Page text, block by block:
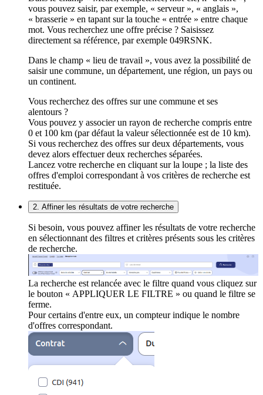
vous pouvez saisir, par exemple, « serveur », « anglais »,
« brasserie » en tapant sur la touche « entrée » entre chaque
mot. Vous recherchez une offre précise ? Saisissez
directement sa référence, par exemple 049RSNK.
Dans le champ « lieu de travail », vous avez la possibilité de
saisir une commune, un département, une région, un pays ou
un continent.
Vous recherchez des offres sur une commune et ses
alentours ?
Vous pouvez y associer un rayon de recherche compris entre
0 et 100 km (par défaut la valeur sélectionnée est de 10 km).
Si vous recherchez des offres sur deux départements, vous
devez alors effectuer deux recherches séparées.
Lancez votre recherche en cliquant sur la loupe ; la liste des
offres d'emploi correspondant à vos critères de recherche est
restituée.
2. Affiner les résultats de votre recherche
Si besoin, vous pouvez affiner les résultats de votre recherche
en sélectionnant des filtres et critères présents sous les critères
de recherche.
La recherche est relancée avec le filtre quand vous cliquez sur
le bouton « APPLIQUER LE FILTRE » ou quand le filtre se
ferme.
Pour certains d'entre eux, un compteur indique le nombre
d'offres correspondant.